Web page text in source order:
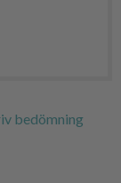
bedömning